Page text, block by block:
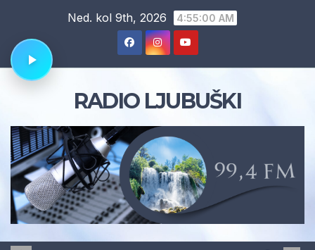
content
Ned. kol 9th, 2026 4:55:01 AM
RADIO LJUBUŠKI